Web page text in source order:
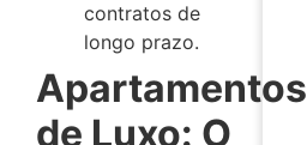
contratos de
longo prazo.
Apartamentos
de Luxo: O